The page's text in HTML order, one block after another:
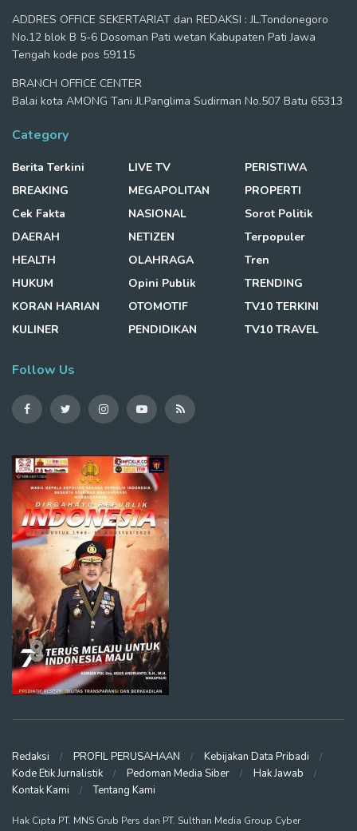
ADDRES OFFICE SEKERTARIAT dan REDAKSI : JL.Tondonegoro
No.12 blok B 5-6 Dosoman Pati wetan Kabupaten Pati Jawa
Tengah kode pos 59115
BRANCH OFFICE CENTER
Balai kota AMONG Tani Jl.Panglima Sudirman No.507 Batu 65313
Category
Berita Terkini
BREAKING
Cek Fakta
DAERAH
HEALTH
HUKUM
KORAN HARIAN
KULINER
LIVE TV
MEGAPOLITAN
NASIONAL
NETIZEN
OLAHRAGA
Opini Publik
OTOMOTIF
PENDIDIKAN
PERISTIWA
PROPERTI
Sorot Politik
Terpopuler
Tren
TRENDING
TV10 TERKINI
TV10 TRAVEL
Follow Us
Redaksi PROFIL PERUSAHAAN
Kebijakan Data Pribadi
Kode Etik Jurnalistik
Pedoman Media Siber
Hak Jawab
Kontak Kami
Tentang Kami
Hak Cipta PT. MNS Grub Pers dan PT. Sulthan Media Group Cyber